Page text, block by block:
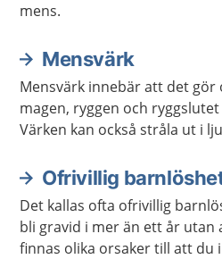
mens.
Mensvärk
Mensvärk innebär att det gör
magen, ryggen och
Värken kan också stråla ut i
Ofrivillig
Det kallas ofta ofrivillig
bli gravid i mer än ett år utan
finnas olika orsaker till att du